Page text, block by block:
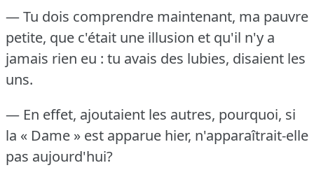
— Tu dois comprendre maintenant, ma pauvre
petite, que c'était une illusion et qu'il n'y a
jamais rien eu : tu avais des lubies, disaient les
uns.
— En effet, ajoutaient les autres, pourquoi, si
la « Dame » est apparue hier, n'apparaîtrait-elle
pas aujourd'hui?